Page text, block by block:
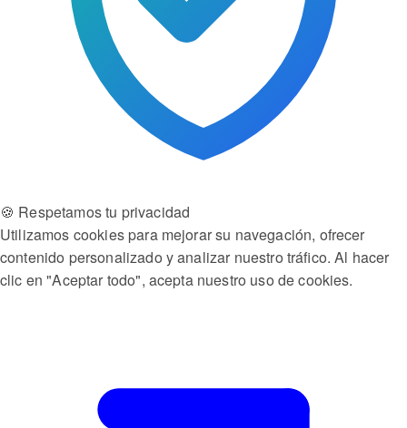
🍪 Respetamos tu privacidad
Utilizamos cookies para mejorar su navegación, ofrecer
contenido personalizado y analizar nuestro tráfico. Al hacer
clic en "Aceptar todo", acepta nuestro uso de cookies.